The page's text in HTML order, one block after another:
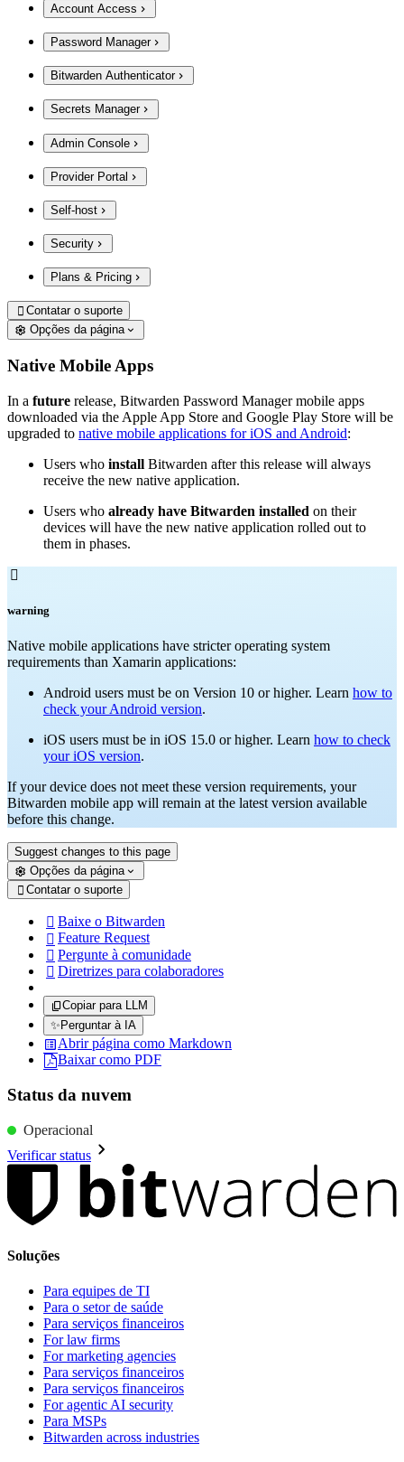
Account Access
Password Manager
Bitwarden Authenticator
Secrets Manager
Admin Console
Provider Portal
Self-host
Security
Plans & Pricing
 Contatar o suporte
Opções da página
Native Mobile Apps
In a future release, Bitwarden Password Manager mobile apps
downloaded via the Apple App Store and Google Play Store will be
upgraded to native mobile applications for iOS and Android:
Users who install Bitwarden after this release will always
receive the new native application.
Users who already have Bitwarden installed on their
devices will have the new native application rolled out to
them in phases.

warning
Native mobile applications have stricter operating system
requirements than Xamarin applications:
Android users must be on Version 10 or higher. Learn how to
check your Android version.
iOS users must be in iOS 15.0 or higher. Learn how to check
your iOS version.
If your device does not meet these version requirements, your
Bitwarden mobile app will remain at the latest version available
before this change.
Suggest changes to this page
Opções da página
 Contatar o suporte
 Baixe o Bitwarden
 Feature Request
 Pergunte à comunidade
 Diretrizes para colaboradores
Copiar para LLM
✨Perguntar à IA
Abrir página como Markdown
Baixar como PDF
Status da nuvem
Operacional
Verificar status
Soluções
Para equipes de TI
Para o setor de saúde
Para serviços financeiros
For law firms
For marketing agencies
Para serviços financeiros
Para serviços financeiros
For agentic AI security
Para MSPs
Bitwarden across industries